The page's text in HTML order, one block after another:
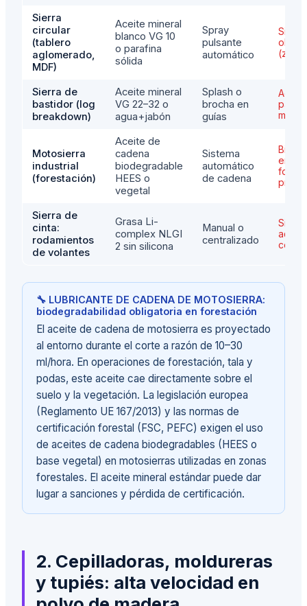
Sierra
circular
(tablero
aglomerado,
MDF)
Aceite mineral
blanco VG 10
o parafina
sólida
Spray
pulsante
automático
Sin
Sierra de
bastidor (log
breakdown)
Aceite mineral
VG 22–32 o
agua+jabón
Splash o
brocha en
guías
para
muy
Motosierra
industrial
(forestación)
Aceite de
cadena
biodegradable
HEES o
vegetal
Sistema
automático
de cadena
en
Sierra de
cinta:
rodamientos
de volantes
Grasa Li-
complex NLGI
2 sin silicona
Manual o
centralizado
Sin
🔧 LUBRICANTE DE CADENA DE MOTOSIERRA:
biodegradabilidad obligatoria en forestación
El aceite de cadena de motosierra es proyectado
al entorno durante el corte a razón de 10–30
ml/hora. En operaciones de forestación, tala y
podas, este aceite cae directamente sobre el
suelo y la vegetación. La legislación europea
(Reglamento UE 167/2013) y las normas de
certificación forestal (FSC, PEFC) exigen el uso
de aceites de cadena biodegradables (HEES o
base vegetal) en motosierras utilizadas en zonas
forestales. El aceite mineral estándar puede dar
lugar a sanciones y pérdida de certificación.
2. Cepilladoras, moldureras
y tupiés: alta velocidad en